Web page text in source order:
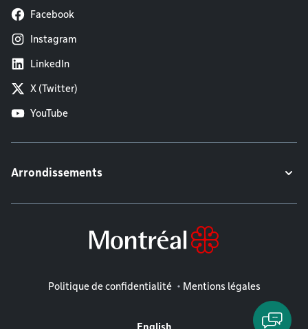
Facebook
Instagram
LinkedIn
X (Twitter)
YouTube
Arrondissements
Mentions légales
Politique de confidentialité Mentions légales